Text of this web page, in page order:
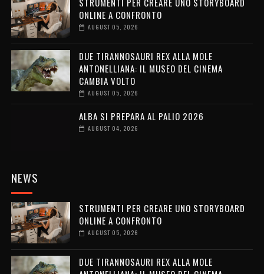
ONLINE A CONFRONTO
AUGUST 05, 2026
DUE TIRANNOSAURI REX ALLA MOLE
ANTONELLIANA: IL MUSEO DEL CINEMA
CAMBIA VOLTO
AUGUST 05, 2026
ALBA SI PREPARA AL PALIO 2026
AUGUST 04, 2026
NEWS
STRUMENTI PER CREARE UNO STORYBOARD
ONLINE A CONFRONTO
AUGUST 05, 2026
DUE TIRANNOSAURI REX ALLA MOLE